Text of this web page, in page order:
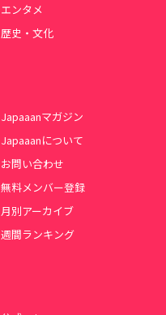
エンタメ
歴史・文化
Japaaanマガジン
Japaaanについて
お問い合わせ
無料メンバー登録
月別アーカイブ
週間ランキング